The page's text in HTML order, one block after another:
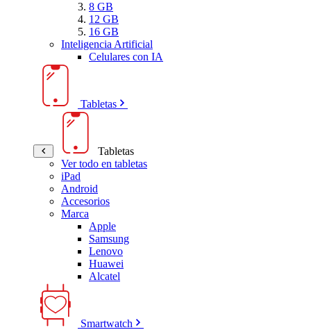
8 GB
12 GB
16 GB
Inteligencia Artificial
Celulares con IA
Tabletas
Tabletas
Ver todo en tabletas
iPad
Android
Accesorios
Marca
Apple
Samsung
Lenovo
Huawei
Alcatel
Smartwatch